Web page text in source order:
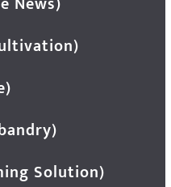
Solution)